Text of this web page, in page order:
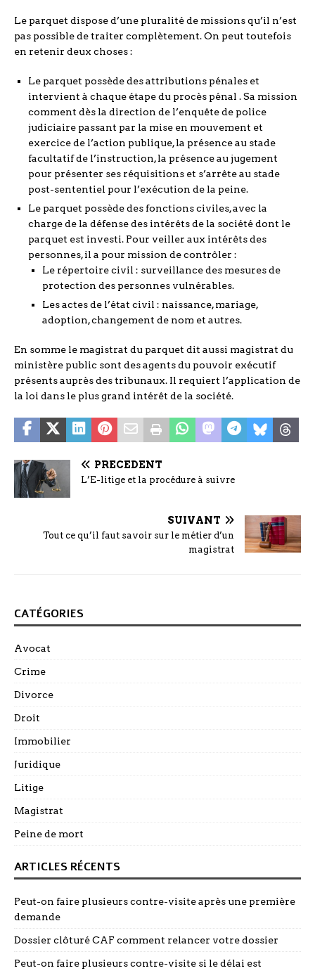
Le parquet dispose d’une pluralité de missions qu’il n’est
pas possible de traiter complètement. On peut toutefois
en retenir deux choses :
Le parquet possède des attributions pénales et
intervient à chaque étape du procès pénal . Sa mission
comment dès la direction de l’enquête de police
judiciaire passant par la mise en mouvement et
exercice de l’action publique, la présence au stade
facultatif de l’instruction, la présence au jugement
pour présenter ses réquisitions et s’arrête au stade
post-sententiel pour l’exécution de la peine.
Le parquet possède des fonctions civiles, avec la
charge de la défense des intérêts de la société dont le
parquet est investi. Pour veiller aux intérêts des
personnes, il a pour mission de contrôler :
Le répertoire civil : surveillance des mesures de
protection des personnes vulnérables.
Les actes de l’état civil : naissance, mariage,
adoption, changement de nom et autres.
En somme le magistrat du parquet dit aussi magistrat du
ministère public sont des agents du pouvoir exécutif
présents auprès des tribunaux. Il requiert l’application de
la loi dans le plus grand intérêt de la société.
PRÉCÉDENT
L’E-litige et la procédure à suivre
SUIVANT
Tout ce qu’il faut savoir sur le métier d’un
magistrat
CATÉGORIES
Avocat
Crime
Divorce
Droit
Immobilier
Juridique
Litige
Magistrat
Peine de mort
ARTICLES RÉCENTS
Peut-on faire plusieurs contre-visite après une première
demande
Dossier clôturé CAF comment relancer votre dossier
Peut-on faire plusieurs contre-visite si le délai est